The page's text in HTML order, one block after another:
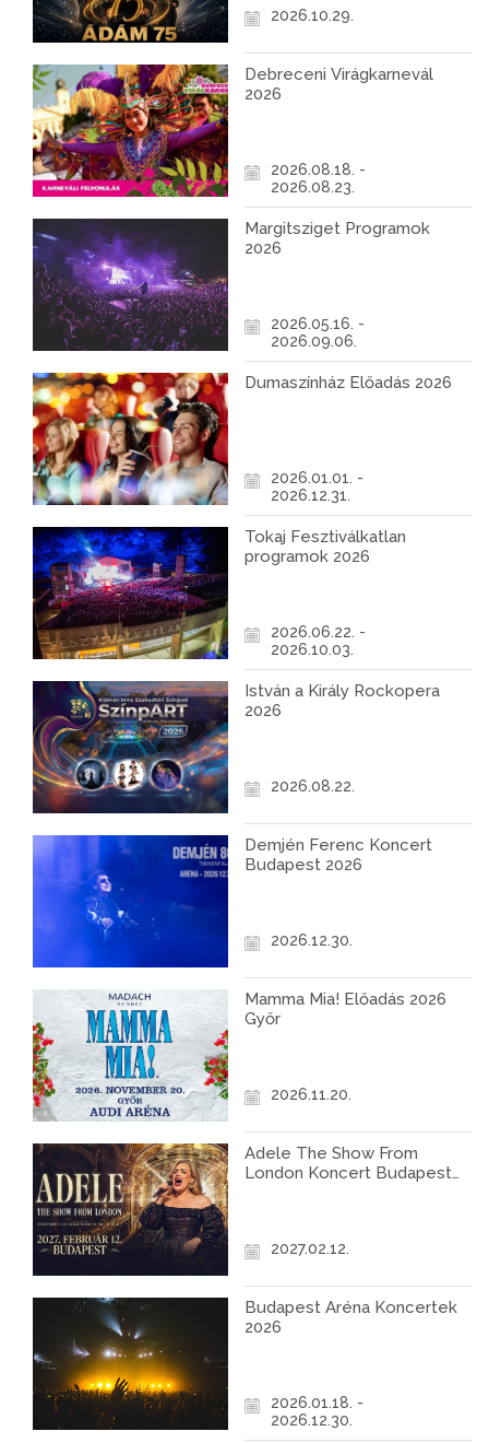
2026.10.29.
Debreceni Virágkarnevál
2026
2026.08.18. -
2026.08.23.
Margitsziget Programok
2026
2026.05.16. -
2026.09.06.
Dumaszínház Előadás 2026
2026.01.01. -
2026.12.31.
Tokaj Fesztiválkatlan
programok 2026
2026.06.22. -
2026.10.03.
István a Király Rockopera
2026
2026.08.22.
Demjén Ferenc Koncert
Budapest 2026
2026.12.30.
Mamma Mia! Előadás 2026
Győr
2026.11.20.
Adele The Show From
London Koncert Budapest
2027.02.12.
Budapest Aréna Koncertek
2026
2026.01.18. -
2026.12.30.